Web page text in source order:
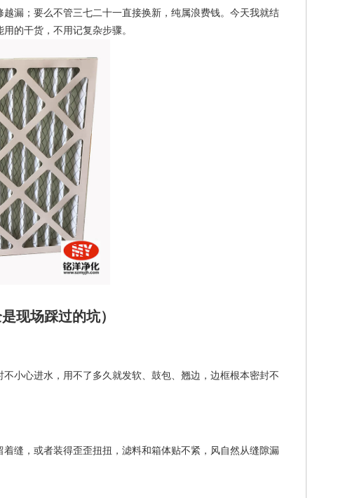
越漏；要么不管三七二十一直接换新，纯属浪费钱。今天我就结
的干货，不用记复杂步骤。
现场踩过的坑）
小心进水，用不了多久就发软、鼓包、翘边，边框根本密封不
缝，或者装得歪歪扭扭，滤料和箱体贴不紧，风自然从缝隙漏